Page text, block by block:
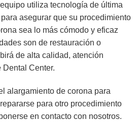
utiliza tecnología de última
asegurar que su procedimiento
sea lo más cómodo y eficaz
son de restauración o
de alta calidad, atención
Center.
alargamiento de corona para
para otro procedimiento
en contacto con nosotros.